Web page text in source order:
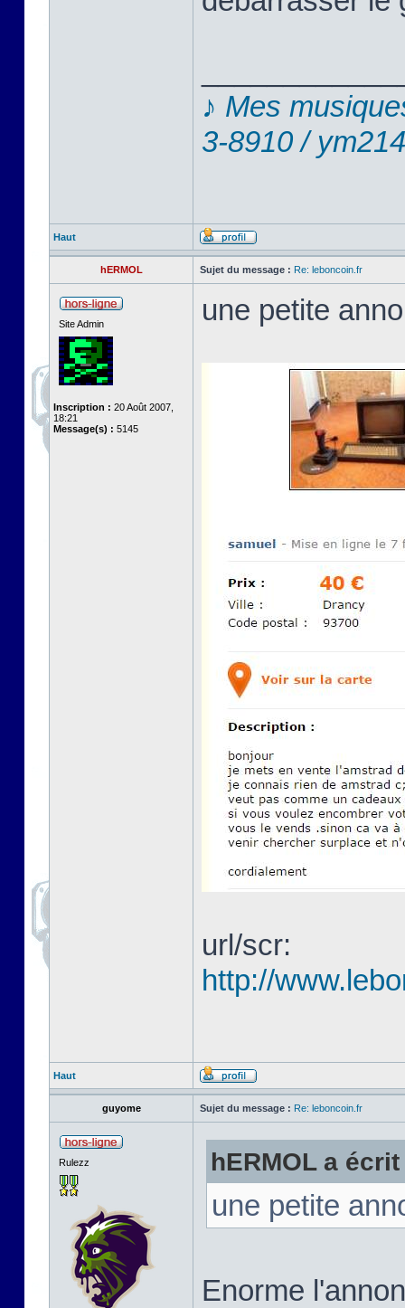
♪ Mes
3-8910 /
Haut
hERMOL Sujet du message : Re: leboncoin.fr
Site Admin
Inscription : 20 Août 2007,
18:21
Message(s) : 5145
une petite
url/scr:
http://
Haut
guyome Sujet du message : Re: leboncoin.fr
Rulezz hERMOL a
une petite
Enorme